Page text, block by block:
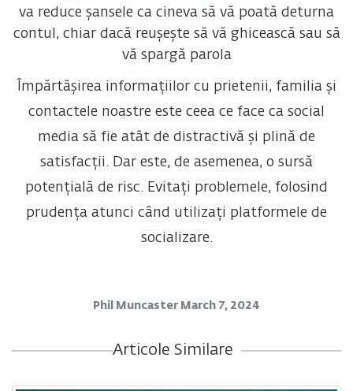
va reduce șansele ca cineva să vă poată deturna
contul, chiar dacă reușește să vă ghicească sau să
vă spargă parola
Împărtășirea informațiilor cu prietenii, familia și
contactele noastre este ceea ce face ca social
media să fie atât de distractivă și plină de
satisfacții. Dar este, de asemenea, o sursă
potențială de risc. Evitați problemele, folosind
prudența atunci când utilizați platformele de
socializare.
Phil Muncaster March 7, 2024
Articole Similare